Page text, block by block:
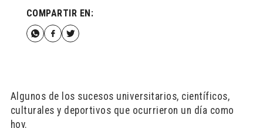
COMPARTIR EN:
Algunos de los sucesos universitarios, científicos,
culturales y deportivos que ocurrieron un día como
hoy.